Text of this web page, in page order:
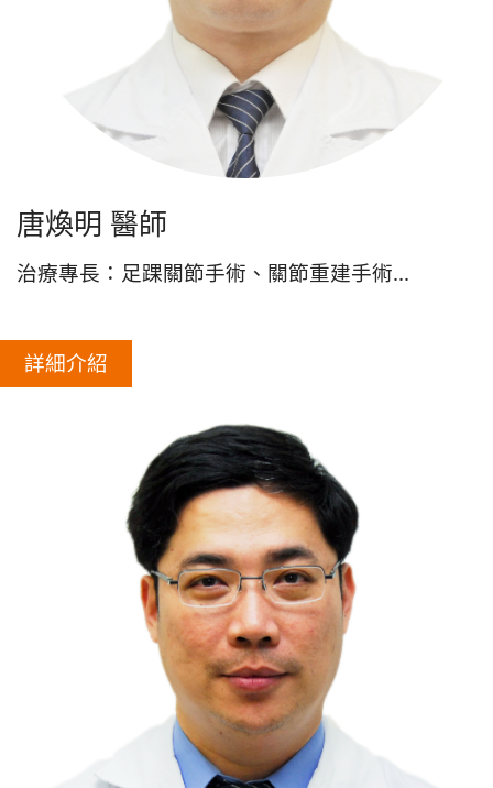
唐煥明 醫師
治療專長：足踝關節手術、關節重建手術...
詳細介紹